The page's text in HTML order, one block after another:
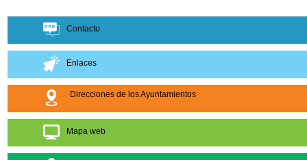
Contacto
Enlaces
Direcciones de los Ayuntamientos
Mapa web